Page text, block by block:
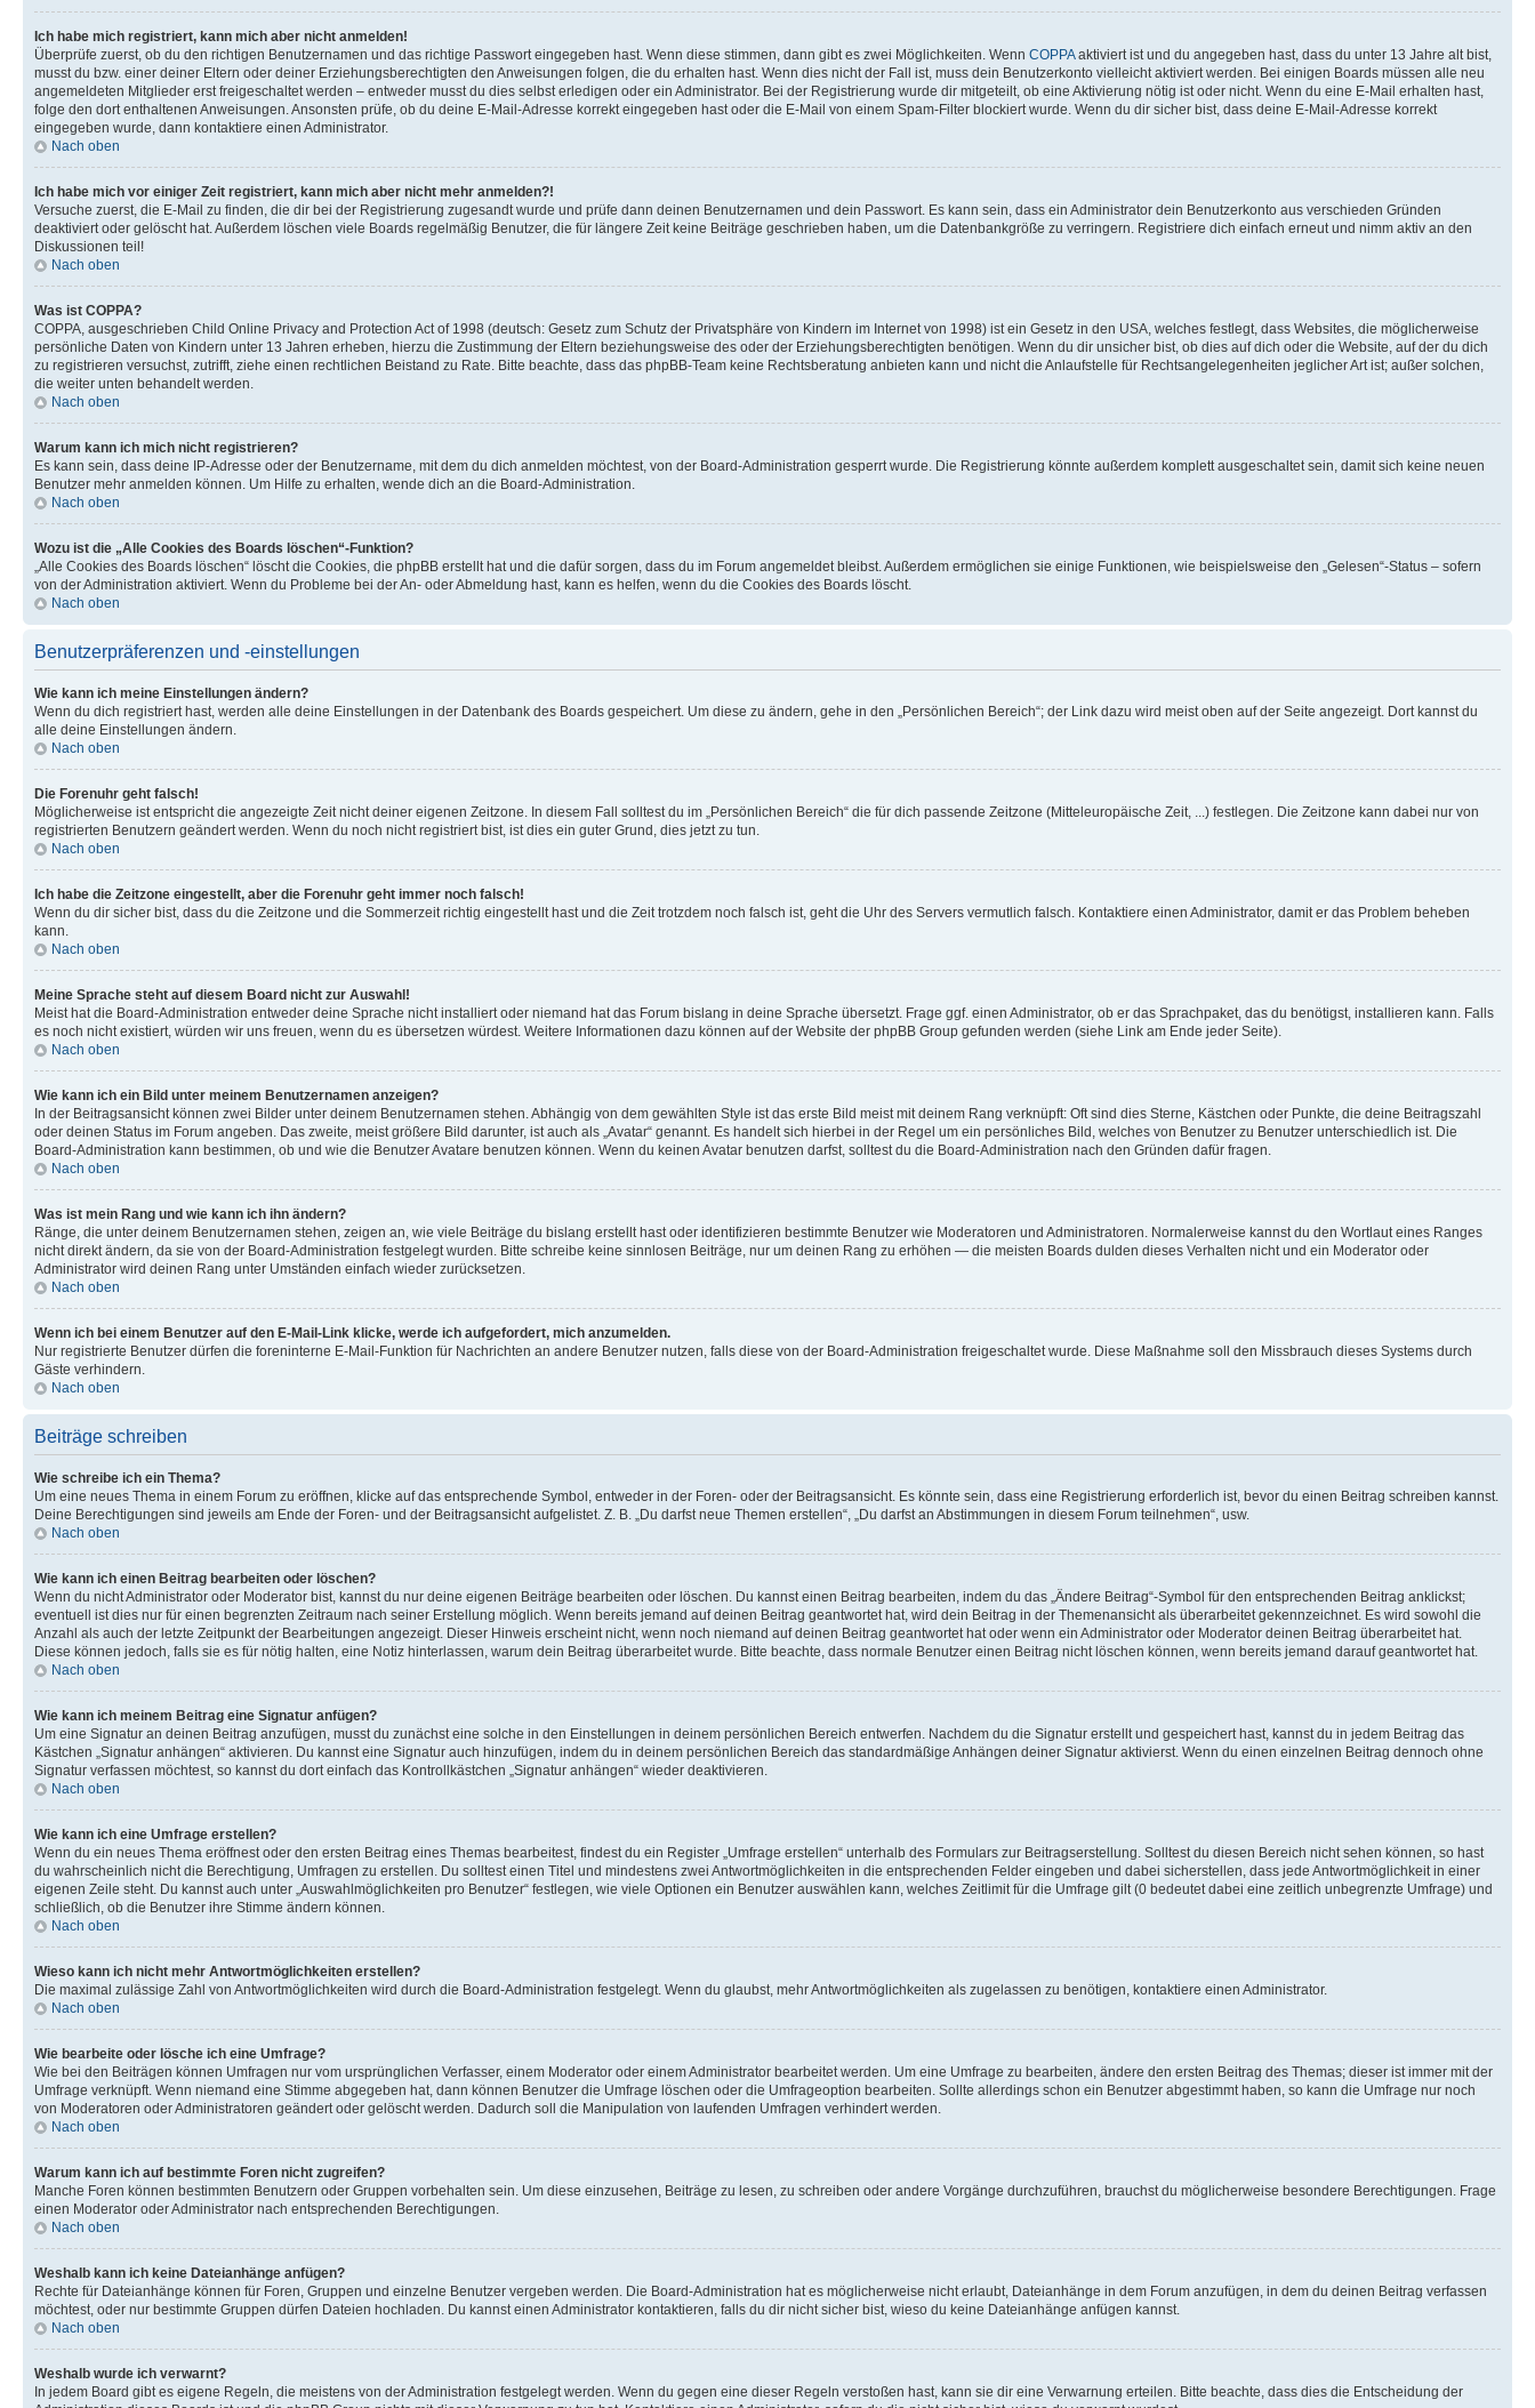
Ich habe mich registriert, kann mich aber nicht anmelden!
Überprüfe zuerst, ob du den richtigen Benutzernamen und das richtige Passwort eingegeben hast. Wenn diese stimmen, dann gibt es zwei Möglichkeiten. Wenn COPPAaktiviert ist und du angegeben hast, dass du unter 13 Jahre alt bist,
musst du bzw. einer deiner Eltern oder deiner Erziehungsberechtigten den Anweisungen folgen, die du erhalten hast. Wenn dies nicht der Fall ist, muss dein Benutzerkonto vielleicht aktiviert werden. Bei einigen Boards müssen alle neu
angemeldeten Mitglieder erst freigeschaltet werden – entweder musst du dies selbst erledigen oder ein Administrator. Bei der Registrierung wurde dir mitgeteilt, ob eine Aktivierung nötig ist oder nicht. Wenn du eine E-Mail erhalten hast,
folge den dort enthaltenen Anweisungen. Ansonsten prüfe, ob du deine E-Mail-Adresse korrekt eingegeben hast oder die E-Mail von einem Spam-Filter blockiert wurde. Wenn du dir sicher bist, dass deine E-Mail-Adresse korrekt
eingegeben wurde, dann kontaktiere einen Administrator.
Nach oben
Ich habe mich vor einiger Zeit registriert, kann mich aber nicht mehr anmelden?!
Versuche zuerst, die E-Mail zu finden, die dir bei der Registrierung zugesandt wurde und prüfe dann deinen Benutzernamen und dein Passwort. Es kann sein, dass ein Administrator dein Benutzerkonto aus verschieden Gründen
deaktiviert oder gelöscht hat. Außerdem löschen viele Boards regelmäßig Benutzer, die für längere Zeit keine Beiträge geschrieben haben, um die Datenbankgröße zu verringern. Registriere dich einfach erneut und nimm aktiv an den
Diskussionen teil!
Nach oben
Was ist COPPA?
COPPA, ausgeschrieben Child Online Privacy and Protection Act of 1998 (deutsch: Gesetz zum Schutz der Privatsphäre von Kindern im Internet von 1998) ist ein Gesetz in den USA, welches festlegt, dass Websites, die möglicherweise
persönliche Daten von Kindern unter 13 Jahren erheben, hierzu die Zustimmung der Eltern beziehungsweise des oder der Erziehungsberechtigten benötigen. Wenn du dir unsicher bist, ob dies auf dich oder die Website, auf der du dich
zu registrieren versuchst, zutrifft, ziehe einen rechtlichen Beistand zu Rate. Bitte beachte, dass das phpBB-Team keine Rechtsberatung anbieten kann und nicht die Anlaufstelle für Rechtsangelegenheiten jeglicher Art ist; außer solchen,
die weiter unten behandelt werden.
Nach oben
Warum kann ich mich nicht registrieren?
Es kann sein, dass deine IP-Adresse oder der Benutzername, mit dem du dich anmelden möchtest, von der Board-Administration gesperrt wurde. Die Registrierung könnte außerdem komplett ausgeschaltet sein, damit sich keine neuen
Benutzer mehr anmelden können. Um Hilfe zu erhalten, wende dich an die Board-Administration.
Nach oben
Wozu ist die „Alle Cookies des Boards löschen“-Funktion?
„Alle Cookies des Boards löschen“ löscht die Cookies, die phpBB erstellt hat und die dafür sorgen, dass du im Forum angemeldet bleibst. Außerdem ermöglichen sie einige Funktionen, wie beispielsweise den „Gelesen“-Status – sofern
von der Administration aktiviert. Wenn du Probleme bei der An- oder Abmeldung hast, kann es helfen, wenn du die Cookies des Boards löscht.
Nach oben
Benutzerpräferenzen und -einstellungen
Wie kann ich meine Einstellungen ändern?
Wenn du dich registriert hast, werden alle deine Einstellungen in der Datenbank des Boards gespeichert. Um diese zu ändern, gehe in den „Persönlichen Bereich“; der Link dazu wird meist oben auf der Seite angezeigt. Dort kannst du
alle deine Einstellungen ändern.
Nach oben
Die Forenuhr geht falsch!
Möglicherweise ist entspricht die angezeigte Zeit nicht deiner eigenen Zeitzone. In diesem Fall solltest du im „Persönlichen Bereich“ die für dich passende Zeitzone (Mitteleuropäische Zeit, ...) festlegen. Die Zeitzone kann dabei nur von
registrierten Benutzern geändert werden. Wenn du noch nicht registriert bist, ist dies ein guter Grund, dies jetzt zu tun.
Nach oben
Ich habe die Zeitzone eingestellt, aber die Forenuhr geht immer noch falsch!
Wenn du dir sicher bist, dass du die Zeitzone und die Sommerzeit richtig eingestellt hast und die Zeit trotzdem noch falsch ist, geht die Uhr des Servers vermutlich falsch. Kontaktiere einen Administrator, damit er das Problem beheben
kann.
Nach oben
Meine Sprache steht auf diesem Board nicht zur Auswahl!
Meist hat die Board-Administration entweder deine Sprache nicht installiert oder niemand hat das Forum bislang in deine Sprache übersetzt. Frage ggf. einen Administrator, ob er das Sprachpaket, das du benötigst, installieren kann. Falls
es noch nicht existiert, würden wir uns freuen, wenn du es übersetzen würdest. Weitere Informationen dazu können auf der Website der phpBB Group gefunden werden (siehe Link am Ende jeder Seite).
Nach oben
Wie kann ich ein Bild unter meinem Benutzernamen anzeigen?
In der Beitragsansicht können zwei Bilder unter deinem Benutzernamen stehen. Abhängig von dem gewählten Style ist das erste Bild meist mit deinem Rang verknüpft: Oft sind dies Sterne, Kästchen oder Punkte, die deine Beitragszahl
oder deinen Status im Forum angeben. Das zweite, meist größere Bild darunter, ist auch als „Avatar“ genannt. Es handelt sich hierbei in der Regel um ein persönliches Bild, welches von Benutzer zu Benutzer unterschiedlich ist. Die
Board-Administration kann bestimmen, ob und wie die Benutzer Avatare benutzen können. Wenn du keinen Avatar benutzen darfst, solltest du die Board-Administration nach den Gründen dafür fragen.
Nach oben
Was ist mein Rang und wie kann ich ihn ändern?
Ränge, die unter deinem Benutzernamen stehen, zeigen an, wie viele Beiträge du bislang erstellt hast oder identifizieren bestimmte Benutzer wie Moderatoren und Administratoren. Normalerweise kannst du den Wortlaut eines Ranges
nicht direkt ändern, da sie von der Board-Administration festgelegt wurden. Bitte schreibe keine sinnlosen Beiträge, nur um deinen Rang zu erhöhen — die meisten Boards dulden dieses Verhalten nicht und ein Moderator oder
Administrator wird deinen Rang unter Umständen einfach wieder zurücksetzen.
Nach oben
Wenn ich bei einem Benutzer auf den E-Mail-Link klicke, werde ich aufgefordert, mich anzumelden.
Nur registrierte Benutzer dürfen die foreninterne E-Mail-Funktion für Nachrichten an andere Benutzer nutzen, falls diese von der Board-Administration freigeschaltet wurde. Diese Maßnahme soll den Missbrauch dieses Systems durch
Gäste verhindern.
Nach oben
Beiträge schreiben
Wie schreibe ich ein Thema?
Um eine neues Thema in einem Forum zu eröffnen, klicke auf das entsprechende Symbol, entweder in der Foren- oder der Beitragsansicht. Es könnte sein, dass eine Registrierung erforderlich ist, bevor du einen Beitrag schreiben kannst.
Deine Berechtigungen sind jeweils am Ende der Foren- und der Beitragsansicht aufgelistet. Z. B. „Du darfst neue Themen erstellen“, „Du darfst an Abstimmungen in diesem Forum teilnehmen“, usw.
Nach oben
Wie kann ich einen Beitrag bearbeiten oder löschen?
Wenn du nicht Administrator oder Moderator bist, kannst du nur deine eigenen Beiträge bearbeiten oder löschen. Du kannst einen Beitrag bearbeiten, indem du das „Ändere Beitrag“-Symbol für den entsprechenden Beitrag anklickst;
eventuell ist dies nur für einen begrenzten Zeitraum nach seiner Erstellung möglich. Wenn bereits jemand auf deinen Beitrag geantwortet hat, wird dein Beitrag in der Themenansicht als überarbeitet gekennzeichnet. Es wird sowohl die
Anzahl als auch der letzte Zeitpunkt der Bearbeitungen angezeigt. Dieser Hinweis erscheint nicht, wenn noch niemand auf deinen Beitrag geantwortet hat oder wenn ein Administrator oder Moderator deinen Beitrag überarbeitet hat.
Diese können jedoch, falls sie es für nötig halten, eine Notiz hinterlassen, warum dein Beitrag überarbeitet wurde. Bitte beachte, dass normale Benutzer einen Beitrag nicht löschen können, wenn bereits jemand darauf geantwortet hat.
Nach oben
Wie kann ich meinem Beitrag eine Signatur anfügen?
Um eine Signatur an deinen Beitrag anzufügen, musst du zunächst eine solche in den Einstellungen in deinem persönlichen Bereich entwerfen. Nachdem du die Signatur erstellt und gespeichert hast, kannst du in jedem Beitrag das
Kästchen „Signatur anhängen“ aktivieren. Du kannst eine Signatur auch hinzufügen, indem du in deinem persönlichen Bereich das standardmäßige Anhängen deiner Signatur aktivierst. Wenn du einen einzelnen Beitrag dennoch ohne
Signatur verfassen möchtest, so kannst du dort einfach das Kontrollkästchen „Signatur anhängen“ wieder deaktivieren.
Nach oben
Wie kann ich eine Umfrage erstellen?
Wenn du ein neues Thema eröffnest oder den ersten Beitrag eines Themas bearbeitest, findest du ein Register „Umfrage erstellen“ unterhalb des Formulars zur Beitragserstellung. Solltest du diesen Bereich nicht sehen können, so hast
du wahrscheinlich nicht die Berechtigung, Umfragen zu erstellen. Du solltest einen Titel und mindestens zwei Antwortmöglichkeiten in die entsprechenden Felder eingeben und dabei sicherstellen, dass jede Antwortmöglichkeit in einer
eigenen Zeile steht. Du kannst auch unter „Auswahlmöglichkeiten pro Benutzer“ festlegen, wie viele Optionen ein Benutzer auswählen kann, welches Zeitlimit für die Umfrage gilt (0 bedeutet dabei eine zeitlich unbegrenzte Umfrage) und
schließlich, ob die Benutzer ihre Stimme ändern können.
Nach oben
Wieso kann ich nicht mehr Antwortmöglichkeiten erstellen?
Die maximal zulässige Zahl von Antwortmöglichkeiten wird durch die Board-Administration festgelegt. Wenn du glaubst, mehr Antwortmöglichkeiten als zugelassen zu benötigen, kontaktiere einen Administrator.
Nach oben
Wie bearbeite oder lösche ich eine Umfrage?
Wie bei den Beiträgen können Umfragen nur vom ursprünglichen Verfasser, einem Moderator oder einem Administrator bearbeitet werden. Um eine Umfrage zu bearbeiten, ändere den ersten Beitrag des Themas; dieser ist immer mit der
Umfrage verknüpft. Wenn niemand eine Stimme abgegeben hat, dann können Benutzer die Umfrage löschen oder die Umfrageoption bearbeiten. Sollte allerdings schon ein Benutzer abgestimmt haben, so kann die Umfrage nur noch
von Moderatoren oder Administratoren geändert oder gelöscht werden. Dadurch soll die Manipulation von laufenden Umfragen verhindert werden.
Nach oben
Warum kann ich auf bestimmte Foren nicht zugreifen?
Manche Foren können bestimmten Benutzern oder Gruppen vorbehalten sein. Um diese einzusehen, Beiträge zu lesen, zu schreiben oder andere Vorgänge durchzuführen, brauchst du möglicherweise besondere Berechtigungen. Frage
einen Moderator oder Administrator nach entsprechenden Berechtigungen.
Nach oben
Weshalb kann ich keine Dateianhänge anfügen?
Rechte für Dateianhänge können für Foren, Gruppen und einzelne Benutzer vergeben werden. Die Board-Administration hat es möglicherweise nicht erlaubt, Dateianhänge in dem Forum anzufügen, in dem du deinen Beitrag verfassen
möchtest, oder nur bestimmte Gruppen dürfen Dateien hochladen. Du kannst einen Administrator kontaktieren, falls du dir nicht sicher bist, wieso du keine Dateianhänge anfügen kannst.
Nach oben
Weshalb wurde ich verwarnt?
In jedem Board gibt es eigene Regeln, die meistens von der Administration festgelegt werden. Wenn du gegen eine dieser Regeln verstoßen hast, kann sie dir eine Verwarnung erteilen. Bitte beachte, dass dies die Entscheidung der